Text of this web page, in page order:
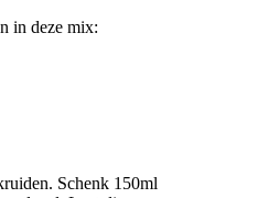
in deze mix:
Schenk 150ml